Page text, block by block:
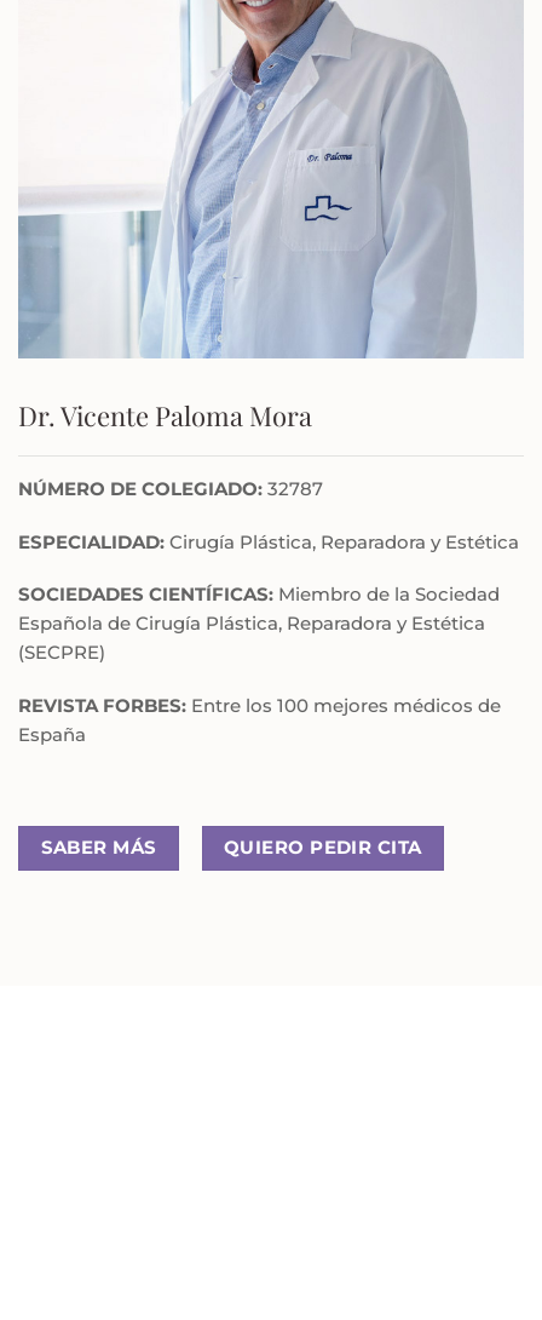
Dr. Vicente Paloma Mora
NÚMERO DE COLEGIADO: 32787
ESPECIALIDAD: Cirugía Plástica, Reparadora y Estética
SOCIEDADES CIENTÍFICAS: Miembro de la Sociedad
Española de Cirugía Plástica, Reparadora y Estética
(SECPRE)
REVISTA FORBES: Entre los 100 mejores médicos de
España
SABER MÁS QUIERO PEDIR CITA